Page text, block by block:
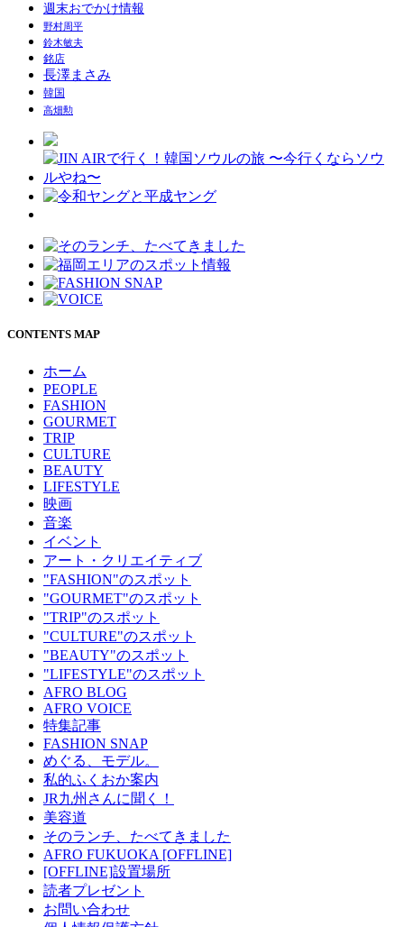
週末おでかけ情報
野村周平
鈴木敏夫
銘店
長澤まさみ
韓国
高畑勲
CONTENTS MAP
ホーム
PEOPLE
FASHION
GOURMET
TRIP
CULTURE
BEAUTY
LIFESTYLE
映画
音楽
イベント
アート・クリエイティブ
"FASHION"のスポット
"GOURMET"のスポット
"TRIP"のスポット
"CULTURE"のスポット
"BEAUTY"のスポット
"LIFESTYLE"のスポット
AFRO BLOG
AFRO VOICE
特集記事
FASHION SNAP
めぐる、モデル。
私的ふくおか案内
JR九州さんに聞く！
美容道
そのランチ、たべてきました
AFRO FUKUOKA [OFFLINE]
[OFFLINE]設置場所
読者プレゼント
お問い合わせ